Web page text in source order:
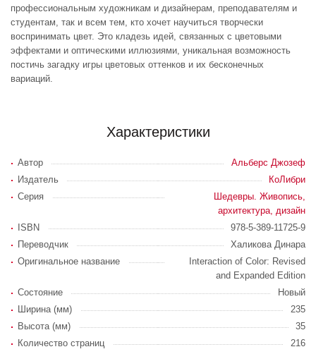
профессиональным художникам и дизайнерам, преподавателям и
студентам, так и всем тем, кто хочет научиться творчески
воспринимать цвет. Это кладезь идей, связанных с цветовыми
эффектами и оптическими иллюзиями, уникальная возможность
постичь загадку игры цветовых оттенков и их бесконечных
вариаций.
Характеристики
Автор
Альберс Джозеф
Издатель
КоЛибри
Серия
Шедевры. Живопись,
архитектура, дизайн
ISBN
978-5-389-11725-9
Переводчик
Халикова Динара
Оригинальное название
Interaction of Color: Revised
and Expanded Edition
Состояние
Новый
Ширина (мм)
235
Высота (мм)
35
Количество страниц
216